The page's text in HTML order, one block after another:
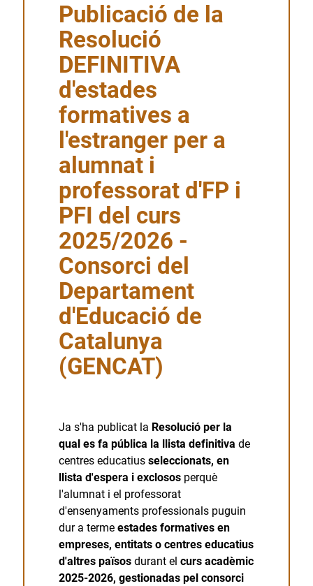
Publicació de la
Resolució
DEFINITIVA
d'estades
formatives a
l'estranger per a
alumnat i
professorat d'FP i
PFI del curs
2025/2026 -
Consorci del
Departament
d'Educació de
Catalunya
(GENCAT)
Ja s'ha publicat la Resolució per la
qual es fa pública la llista definitiva de
centres educatius seleccionats, en
llista d'espera i exclososperquè
l'alumnat i el professorat
d'ensenyaments professionals puguin
dur a terme estades formatives en
empreses, entitats o centres educatius
d'altres païsosdurant el curs acadèmic
2025-2026, gestionadas pel consorci